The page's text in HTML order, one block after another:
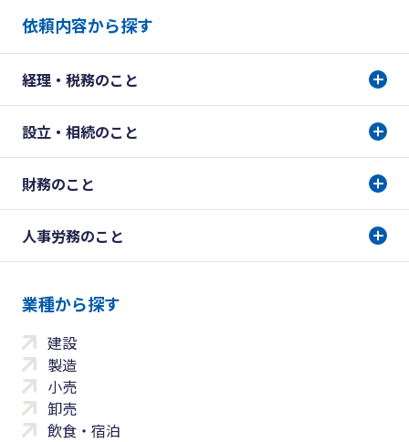
依頼内容から探す
経理・税務のこと
設立・相続のこと
財務のこと
人事労務のこと
業種から探す
建設
製造
小売
卸売
飲食・宿泊